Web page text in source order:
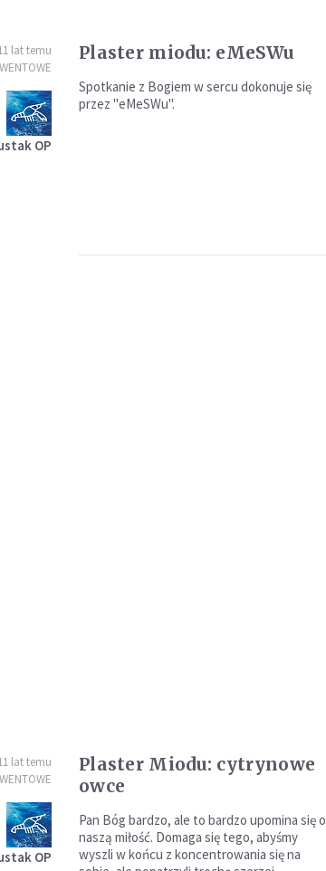
lat temu
OP
Plaster miodu: eMeSWu
Spotkanie z Bogiem w sercu dokonuje się
przez "eMeSWu".
lat temu
OP
Plaster Miodu: cytrynowe
owce
Pan Bóg bardzo, ale to bardzo upomina się o
naszą miłość. Domaga się tego, abyśmy
wyszli w końcu z koncentrowania się na